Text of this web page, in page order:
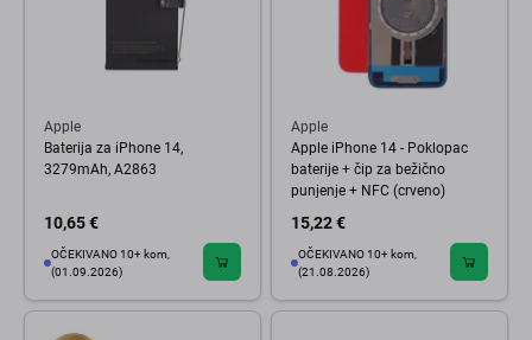
Apple
Baterija za iPhone 14,
3279mAh, A2863
10,65 €
OČEKIVANO 10+ kom,
(01.09.2026)
Apple
Apple iPhone 14 - Poklopac
baterije + čip za bežično
punjenje + NFC (crveno)
15,22 €
OČEKIVANO 10+ kom,
(21.08.2026)